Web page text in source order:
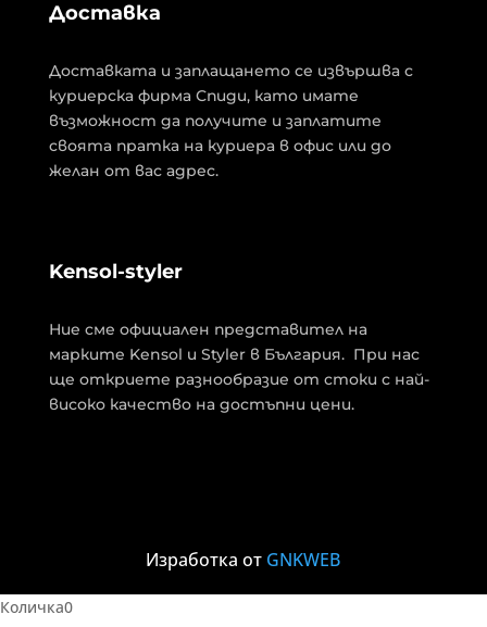
Доставка
Доставката и заплащането се извършва с
куриерска фирма Спиди, като имате
възможност да получите и заплатите
своята пратка на куриера в офис или до
желан от вас адрес.
Kensol-styler
Ние сме официален представител на
марките Kensol и Styler в България. При нас
ще откриете разнообразие от стоки с най-
високо качество на достъпни цени.
Изработка от GNKWEB
Количка0